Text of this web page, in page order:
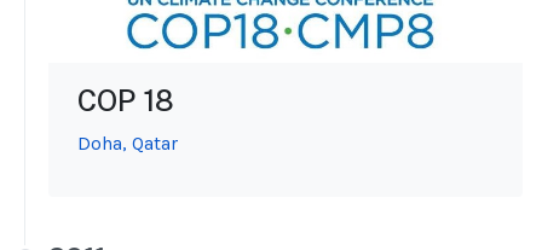
COP 18
Doha, Qatar